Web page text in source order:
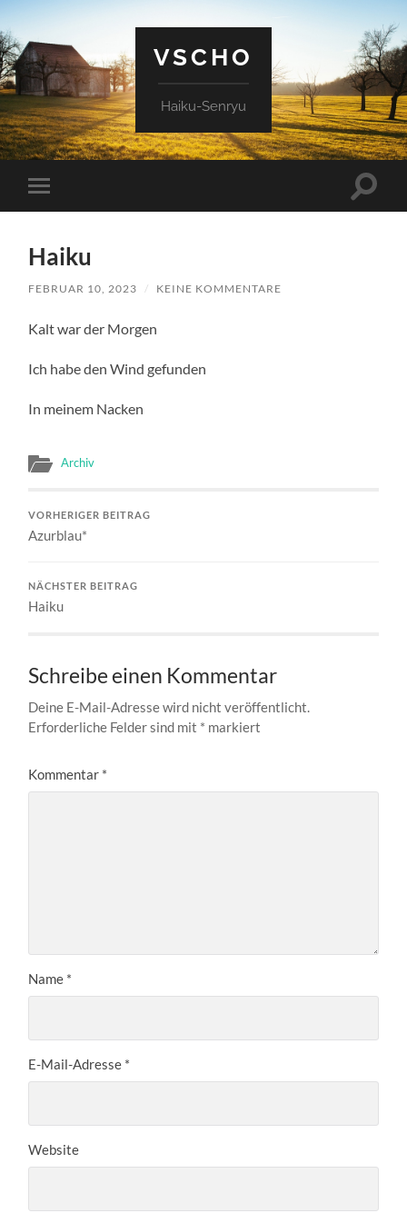
VSCHO
Haiku-Senryu
Mobile-
Menü
Haiku
FEBRUAR 10, 2023 / KEINE KOMMENTARE
Kalt war der Morgen
Ich habe den Wind gefunden
In meinem Nacken
Archiv
VORHERIGER BEITRAG
Azurblau*
NÄCHSTER BEITRAG
Haiku
Schreibe einen Kommentar
Deine E-Mail-Adresse wird nicht veröffentlicht.
Erforderliche Felder sind mit * markiert
Kommentar *
Name *
E-Mail-Adresse *
Website